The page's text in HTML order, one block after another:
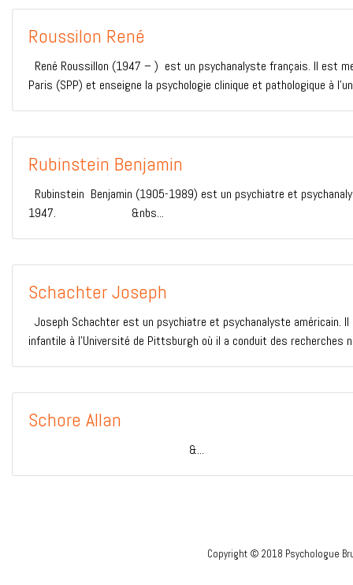
Roussilon René
René Roussillon (1947 – ) est un psychanalyste français. Il est
Paris (SPP) et enseigne la psychologie clinique et pathologique à
Rubinstein Benjamin
Rubinstein Benjamin (1905-1989) est un psychiatre et
1947. &nbs...
Schachter Joseph
Joseph Schachter est un psychiatre et psychanalyste américain.
infantile à l’Université de Pittsburgh où il a conduit des recherches
Schore Allan
&...
Copyright © 2018 Psychologue